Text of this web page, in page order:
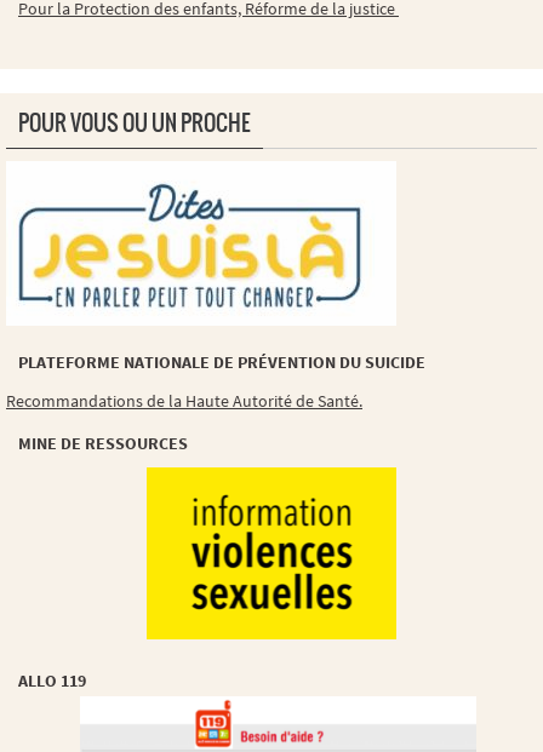
Pour la Protection des enfants, Réforme de la justice
POUR VOUS OU UN PROCHE
PLATEFORME NATIONALE DE PRÉVENTION DU SUICIDE
Recommandations de la Haute Autorité de Santé.
MINE DE RESSOURCES
ALLO 119